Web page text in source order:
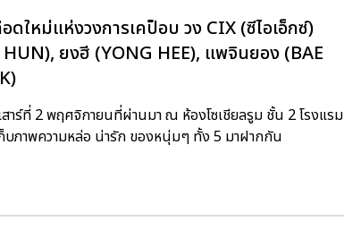
ใหม่แห่งวงการเคป็อบ วง CIX (ซีไอเอ็กซ์)
ยงฮี (YONG HEE), แพจินยอง (BAE
สาร์ที่ 2 พฤศจิกายนที่ผ่านมา ณ ห้องโซเชียลรูม ชั้น 2 โรงแรม
บภาพความหล่อ น่ารัก ของหนุ่มๆ ทั้ง 5 มาฝากกัน